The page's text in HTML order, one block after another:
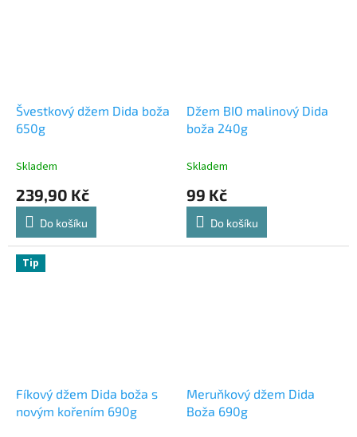
Švestkový džem Dida boža
650g
Skladem
239,90 Kč
Do košíku
Džem BIO malinový Dida
boža 240g
Skladem
99 Kč
Do košíku
Tip
Fíkový džem Dida boža s
novým kořením 690g
Meruňkový džem Dida
Boža 690g